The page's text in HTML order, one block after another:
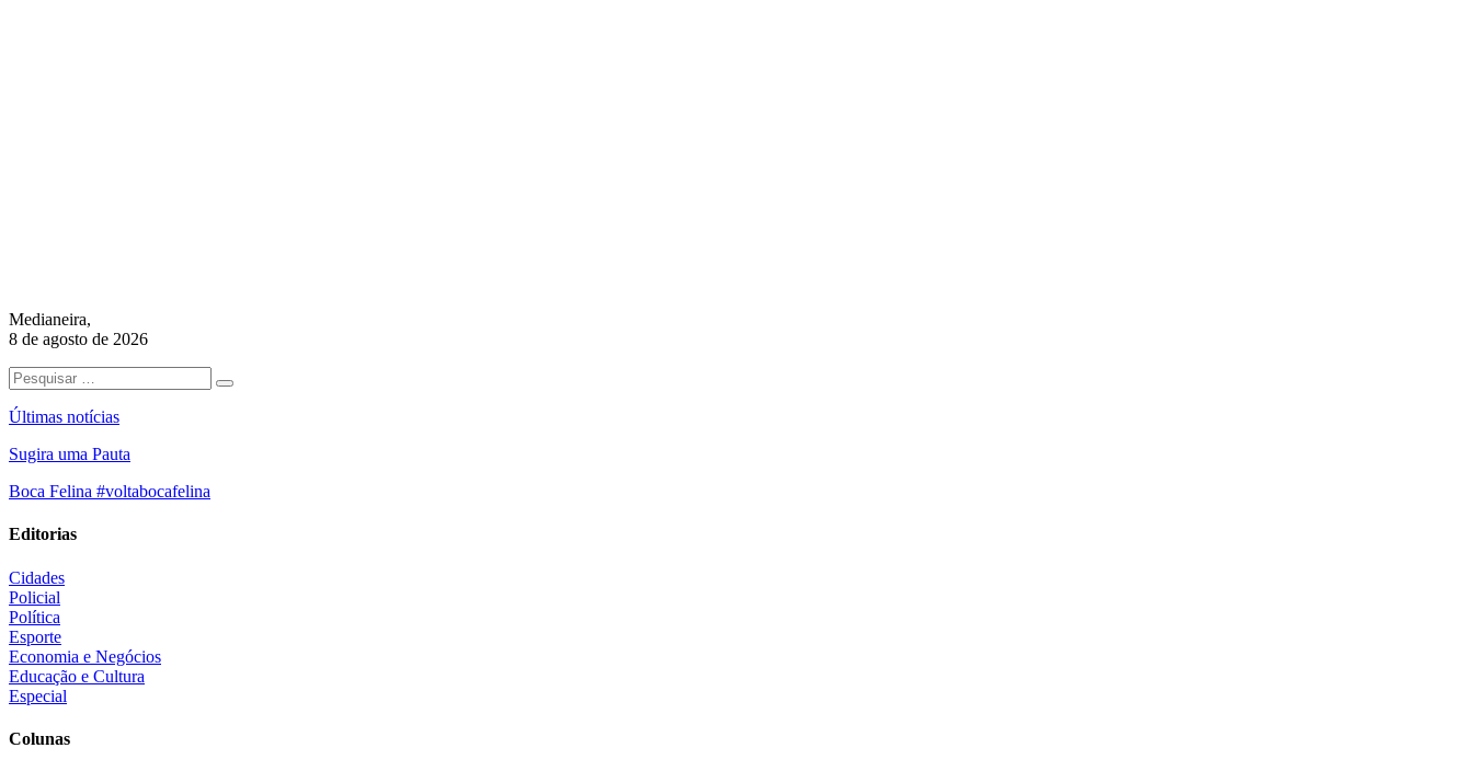
Medianeira,
8 de agosto de 2026
Últimas notícias
Sugira uma Pauta
Boca Felina #voltabocafelina
Editorias
Cidades
Policial
Política
Esporte
Economia e Negócios
Educação e Cultura
Especial
Colunas